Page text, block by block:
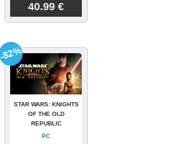
40.99 €
STAR WARS: KNIGHTS
OF THE OLD
REPUBLIC
PC